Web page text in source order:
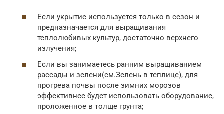
Если укрытие используется только в сезон и
предназначается для выращивания
теплолюбивых культур, достаточно верхнего
излучения;
Если вы занимаетесь ранним выращиванием
рассады и зелени(см.Зелень в теплице), для
прогрева почвы после зимних морозов
эффективнее будет использовать оборудование,
проложенное в толще грунта;